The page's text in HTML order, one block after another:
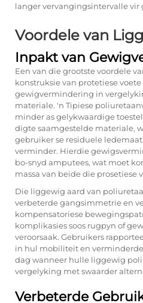
langer vervangingsintervalle vir
Voordele van
Inpakt van
Een van die grootste voordele
konstruksie van protetiese
gewigvermindering in
materiale. 'n Tipiese
minder as gelykwaardige
digte saamgestelde materiale,
gebruiker se residuele
verminder. Hierdie
bo-snyd amputees, wat moet
massa van beide die prosetiese
Die liggewig aard van
verbeterde gangsimmetrie en
kompensatoriese
komplikasies soos rugpyn of
veroorsaak. Gebruikers
in hul mobiliteit en
dag wanneer hulle liggewig
vergelyking met swaarder
Verbeterde